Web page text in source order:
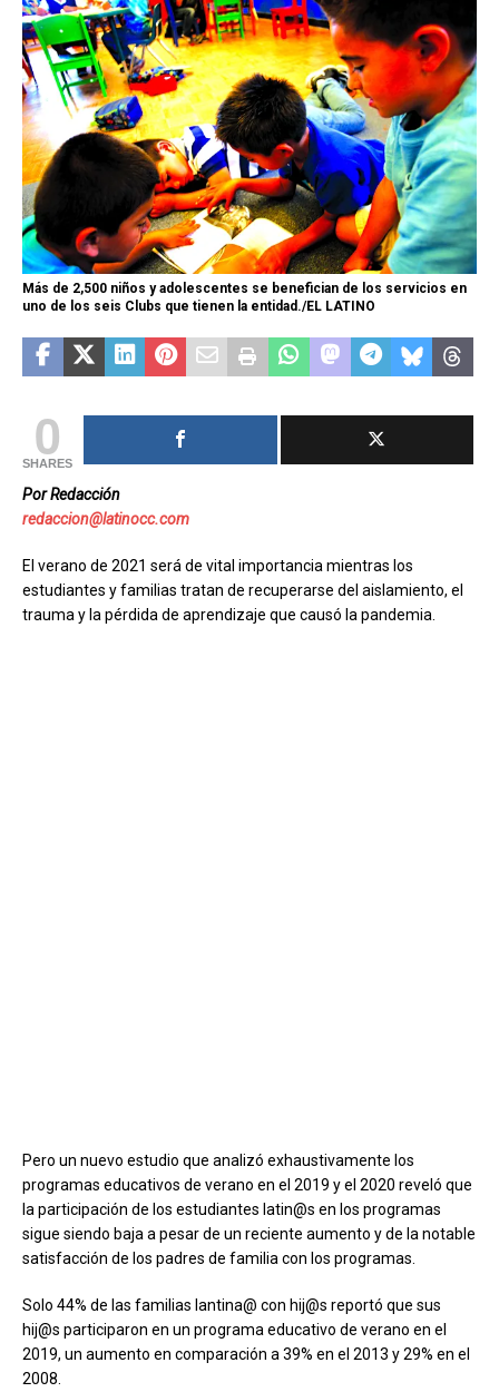
Más de 2,500 niños y adolescentes se benefician de los servicios en
uno de los seis Clubs que tienen la entidad./EL LATINO
0
SHARES
Por Redacción
redaccion@latinocc.com
El verano de 2021 será de vital importancia mientras los
estudiantes y familias tratan de recuperarse del aislamiento, el
trauma y la pérdida de aprendizaje que causó la pandemia.
Pero un nuevo estudio que analizó exhaustivamente los
programas educativos de verano en el 2019 y el 2020 reveló que
la participación de los estudiantes latin@s en los programas
sigue siendo baja a pesar de un reciente aumento y de la notable
satisfacción de los padres de familia con los programas.
Solo 44% de las familias lantina@ con hij@s reportó que sus
hij@s participaron en un programa educativo de verano en el
2019, un aumento en comparación a 39% en el 2013 y 29% en el
2008.